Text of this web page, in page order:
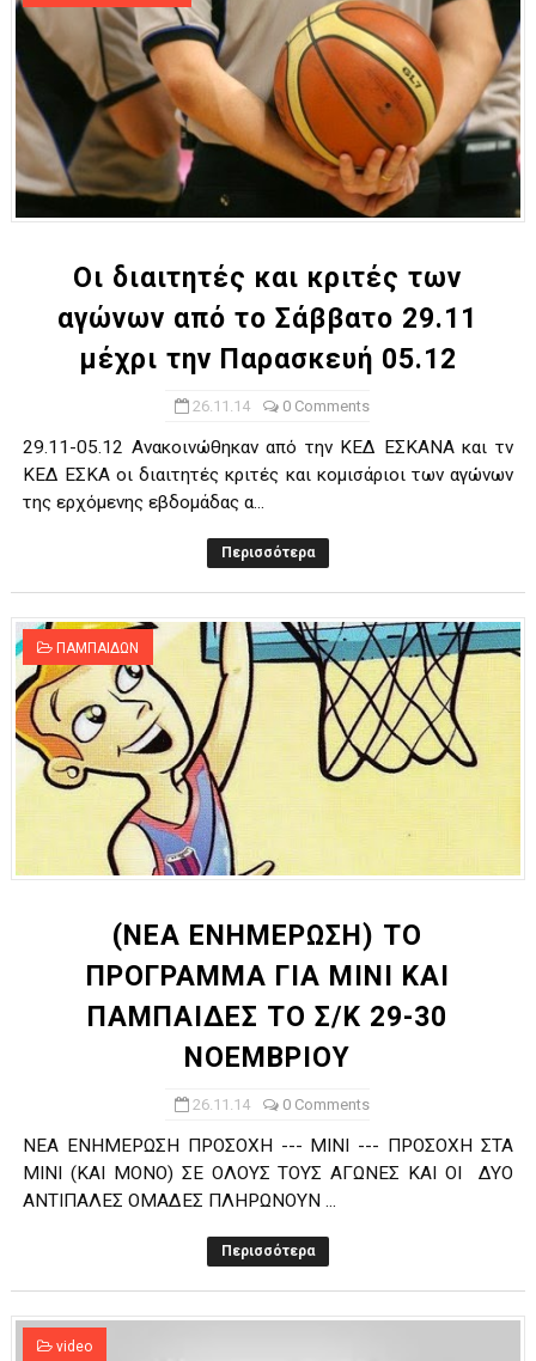
Οι διαιτητές και κριτές των
αγώνων από το Σάββατο 29.11
μέχρι την Παρασκευή 05.12
26.11.14 0 Comments
29.11-05.12 Ανακοινώθηκαν από την ΚΕΔ ΕΣΚΑΝΑ και τν
ΚΕΔ ΕΣΚΑ οι διαιτητές κριτές και κομισάριοι των αγώνων
της ερχόμενης εβδομάδας α...
Περισσότερα
ΠΑΜΠΑΙΔΩΝ
(ΝΕΑ ΕΝΗΜΕΡΩΣΗ) ΤΟ
ΠΡΟΓΡΑΜΜΑ ΓΙΑ ΜΙΝΙ ΚΑΙ
ΠΑΜΠΑΙΔΕΣ ΤΟ Σ/Κ 29-30
ΝΟΕΜΒΡΙΟΥ
26.11.14 0 Comments
ΝΕΑ ΕΝΗΜΕΡΩΣΗ ΠΡΟΣΟΧΗ --- ΜΙΝΙ --- ΠΡΟΣΟΧΗ ΣΤΑ
ΜΙΝΙ (ΚΑΙ ΜΟΝΟ) ΣΕ ΟΛΟΥΣ ΤΟΥΣ ΑΓΩΝΕΣ ΚΑΙ ΟΙ ΔΥΟ
ΑΝΤΙΠΑΛΕΣ ΟΜΑΔΕΣ ΠΛΗΡΩΝΟΥΝ ...
Περισσότερα
video